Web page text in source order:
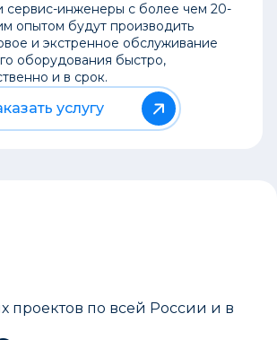
инженеры с более чем 20-
опытом будут производить
и экстренное обслуживание
оборудования быстро,
и в срок.
услугу
проектов по всей России и в